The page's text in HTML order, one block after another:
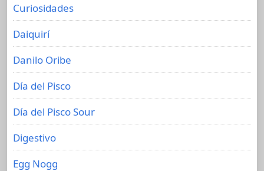
Curiosidades
Daiquirí
Danilo Oribe
Día del Pisco
Día del Pisco Sour
Digestivo
Egg Nogg